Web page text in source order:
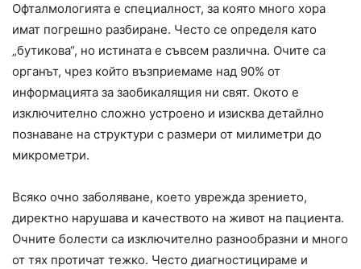
Офталмологията е специалност, за която много хора
имат погрешно разбиране. Често се определя като
„бутикова“, но истината е съвсем различна. Очите са
органът, чрез който възприемаме над 90% от
информацията за заобикалящия ни свят. Окото е
изключително сложно устроено и изисква детайлно
познаване на структури с размери от милиметри до
микрометри.
Всяко очно заболяване, което уврежда зрението,
директно нарушава и качеството на живот на пациента.
Очните болести са изключително разнообразни и много
от тях протичат тежко. Често диагностицираме и